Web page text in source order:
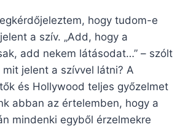
hogy tudom-e
a szív. „Add, hogy a
add nekem látásodat…” – szólt
jelent a szívvel látni? A
és Hollywood teljes győzelmet
abban az értelemben, hogy a
mindenki egyből érzelmekre